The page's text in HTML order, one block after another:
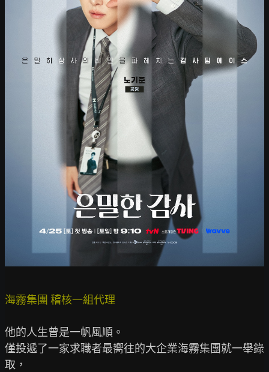
海霧集團 稽核一組代理
他的人生曾是一帆風順。
僅投遞了一家求職者最嚮往的大企業海霧集團就一舉錄
取，